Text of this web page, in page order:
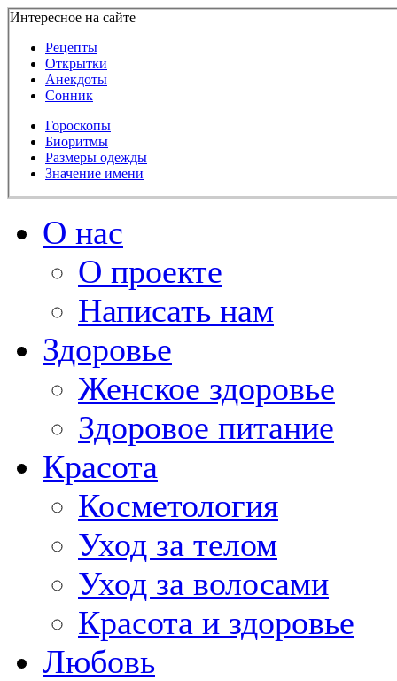
Интересное на сайте
Рецепты
Открытки
Анекдоты
Сонник
Гороскопы
Биоритмы
Размеры одежды
Значение имени
О нас
О проекте
Написать нам
Здоровье
Женское здоровье
Здоровое питание
Красота
Косметология
Уход за телом
Уход за волосами
Красота и здоровье
Любовь